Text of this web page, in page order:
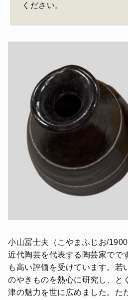
ください。
小山冨士夫（こやまふじお/
近代陶芸を代表する陶芸家でで
も高い評価を受けています。若
のやきものを熱心に研究し、と
津の魅力を世に広めました。た